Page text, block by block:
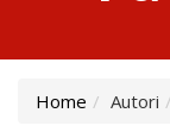
Home Autori